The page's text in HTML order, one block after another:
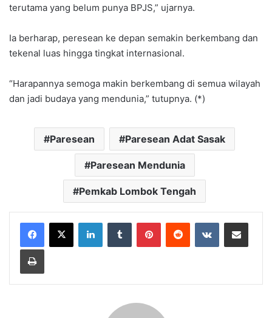
terutama yang belum punya BPJS,” ujarnya.
Ia berharap, peresean ke depan semakin berkembang dan
tekenal luas hingga tingkat internasional.
“Harapannya semoga makin berkembang di semua wilayah
dan jadi budaya yang mendunia,” tutupnya. (*)
Paresean Paresean Adat Sasak
Paresean Mendunia
Pemkab Lombok Tengah
LinkedInTumblr PinterestReddit VKontakteBagikan Lewat Email
Cetak